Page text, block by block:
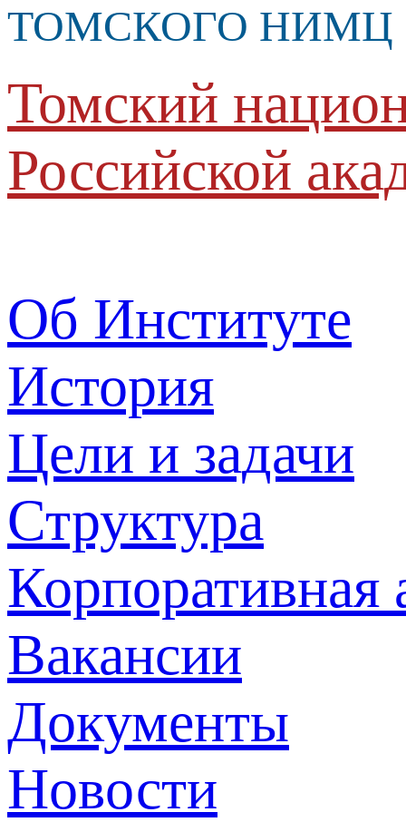
ТОМСКОГО НИМЦ
Томский
Российской
Об Институте
История
Цели и задачи
Структура
Корпоративная
Вакансии
Документы
Новости